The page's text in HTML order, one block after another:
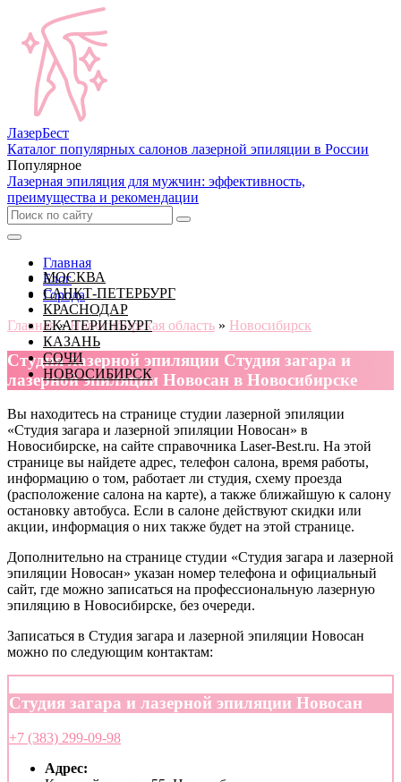
ЛазерБест
Каталог популярных салонов лазерной эпиляции в России
Популярное
Лазерная эпиляция для мужчин: эффективность,
преимущества и рекомендации
МОСКВА
САНКТ-ПЕТЕРБУРГ
КРАСНОДАР
ЕКАТЕРИНБУРГ
КАЗАНЬ
СОЧИ
НОВОСИБИРСК
Главная
Блог
Города
Главная » Новосибирская область » Новосибирск
Cтудия лазерной эпиляции Студия загара и
лазерной эпиляции Новосан в Новосибирске
Вы находитесь на странице студии лазерной эпиляции
«Студия загара и лазерной эпиляции Новосан» в
Новосибирске, на сайте справочника Laser-Best.ru. На этой
странице вы найдете адрес, телефон салона, время работы,
информацию о том, работает ли студия, схему проезда
(расположение салона на карте), а также ближайшую к салону
остановку автобуса. Если в салоне действуют скидки или
акции, информация о них также будет на этой странице.
Дополнительно на странице студии «Студия загара и лазерной
эпиляции Новосан» указан номер телефона и официальный
сайт, где можно записаться на профессиональную лазерную
эпиляцию в Новосибирске, без очереди.
Записаться в Студия загара и лазерной эпиляции Новосан
можно по следующим контактам:
Студия загара и лазерной эпиляции Новосан
+7 (383) 299-09-98
Адрес: